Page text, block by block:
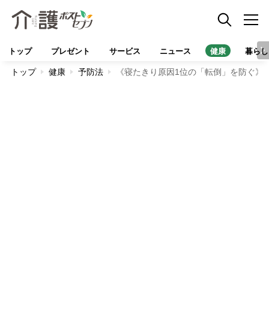
トップ プレゼント サービス ニュース 健康 暮らし
トップ 健康 予防法 《寝たきり原因1位の「転倒」を防ぐ